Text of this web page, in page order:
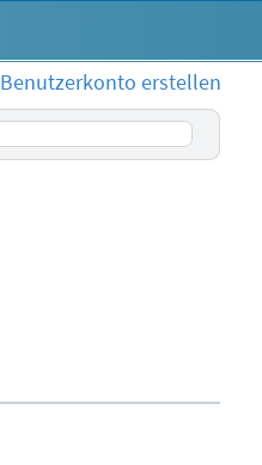
Benutzerkonto erstellen